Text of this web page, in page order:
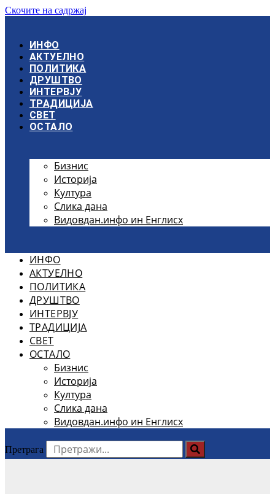
Скочите на садржај
ИНФО
АКТУЕЛНО
ПОЛИТИКА
ДРУШТВО
ИНТЕРВЈУ
ТРАДИЦИЈА
СВЕТ
ОСТАЛО
Бизнис
Историја
Култура
Слика дана
Видовдан.инфо ин Енглисх
ИНФО
АКТУЕЛНО
ПОЛИТИКА
ДРУШТВО
ИНТЕРВЈУ
ТРАДИЦИЈА
СВЕТ
ОСТАЛО
Бизнис
Историја
Култура
Слика дана
Видовдан.инфо ин Енглисх
Претрага